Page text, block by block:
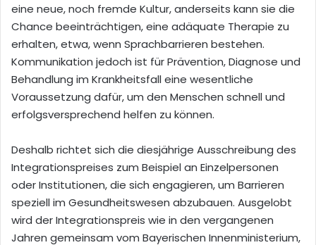
eine neue, noch fremde Kultur, anderseits kann sie die
Chance beeinträchtigen, eine adäquate Therapie zu
erhalten, etwa, wenn Sprachbarrieren bestehen.
Kommunikation jedoch ist für Prävention, Diagnose und
Behandlung im Krankheitsfall eine wesentliche
Voraussetzung dafür, um den Menschen schnell und
erfolgsversprechend helfen zu können.
Deshalb richtet sich die diesjährige Ausschreibung des
Integrationspreises zum Beispiel an Einzelpersonen
oder Institutionen, die sich engagieren, um Barrieren
speziell im Gesundheitswesen abzubauen. Ausgelobt
wird der Integrationspreis wie in den vergangenen
Jahren gemeinsam vom Bayerischen Innenministerium,